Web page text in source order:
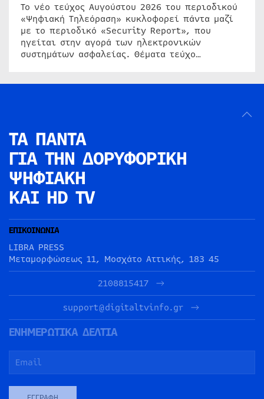
Το νέο τεύχος Αυγούστου 2026 του περιοδικού
«Ψηφιακή Τηλεόραση» κυκλοφορεί πάντα μαζί
με το περιοδικό «Security Report», που
ηγείται στην αγορά των ηλεκτρονικών
συστημάτων ασφαλείας. Θέματα τεύχο…
ΤΑ ΠΑΝΤΑ
ΓΙΑ ΤΗΝ ΔΟΡΥΦΟΡΙΚΗ
ΨΗΦΙΑΚΗ
ΚΑΙ HD TV
ΕΠΙΚΟΙΝΩΝΙΑ
LIBRA PRESS
Μεταμορφώσεως 11, Μοσχάτο Αττικής, 183 45
2108815417
support@digitaltvinfo.gr
ΕΝΗΜΕΡΩΤΙΚΑ ΔΕΛΤΙΑ